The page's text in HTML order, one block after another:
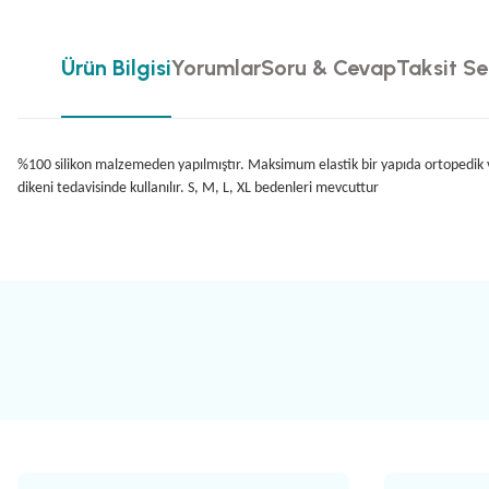
Ürün BilgisiYorumlarSoru & CevapTaksit
%100 silikon malzemeden yapılmıştır. Maksimum elastik bir yapıda
dikeni tedavisinde kullanılır. S, M, L, XL bedenleri mevcuttur